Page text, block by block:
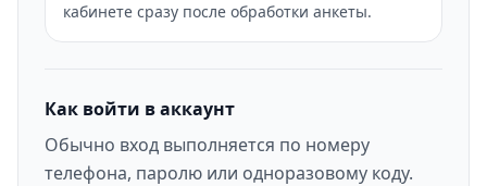
кабинете сразу после обработки анкеты.
Как войти в аккаунт
Обычно вход выполняется по номеру
телефона, паролю или одноразовому коду.